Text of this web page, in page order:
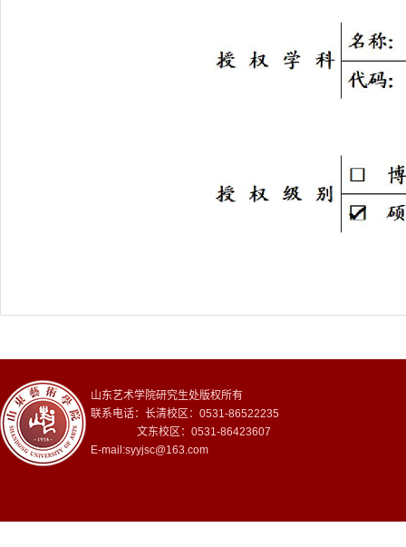
山东艺术学院研究生处版权所有
联系电话：长清校区：0531-86522235
文东校区：0531-86423607
E-mail:syyjsc@163.com